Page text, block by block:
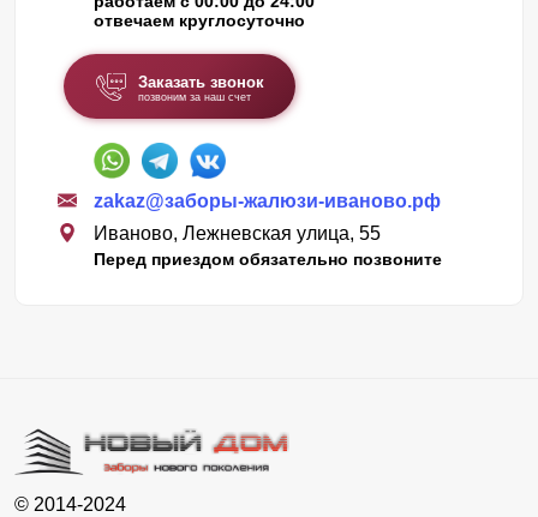
отвечаем круглосуточно
Заказать звонок
позвоним за наш счет
zakaz@заборы-жалюзи-иваново.рф
Иваново, Лежневская улица, 55
Перед приездом обязательно позвоните
© 2014-2024